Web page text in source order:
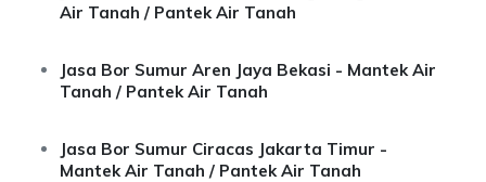
Air Tanah / Pantek Air Tanah
Jasa Bor Sumur Aren Jaya Bekasi - Mantek Air
Tanah / Pantek Air Tanah
Jasa Bor Sumur Ciracas Jakarta Timur -
Mantek Air Tanah / Pantek Air Tanah